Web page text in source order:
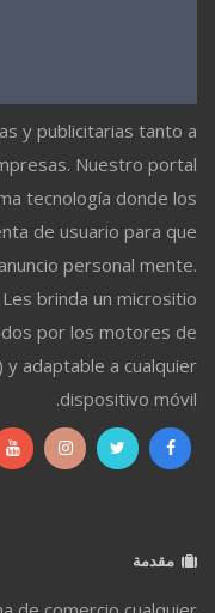
y publicitarias tanto a
Nuestro portal
tecnología donde los
de usuario para que
personal mente.
brinda un micrositio
por los motores de
adaptable a cualquier
dispositivo móvil.
مقدمة